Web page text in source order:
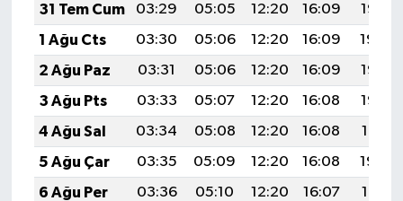
31 Tem Cum
03:29 05:05 12:20 16:09
19:25
1 Ağu Cts
03:30 05:06 12:20 16:09
19:24
2 Ağu Paz
03:31 05:06 12:20 16:09
19:23
3 Ağu Pts
03:33 05:07 12:20 16:08
19:22
4 Ağu Sal
03:34 05:08 12:20 16:08
19:21
5 Ağu Çar
03:35 05:09 12:20 16:08
19:20
6 Ağu Per
03:36 05:10 12:20 16:07
19:19